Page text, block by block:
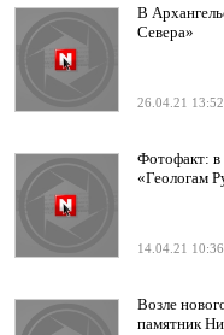
В
Севера»
26.04.21 13:52
Фотофакт: в
«Геологам
14.04.21 10:36
Возле
памятник